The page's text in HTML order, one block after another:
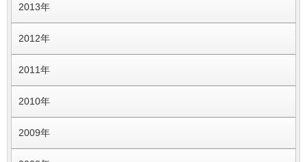
2013年
2012年
2011年
2010年
2009年